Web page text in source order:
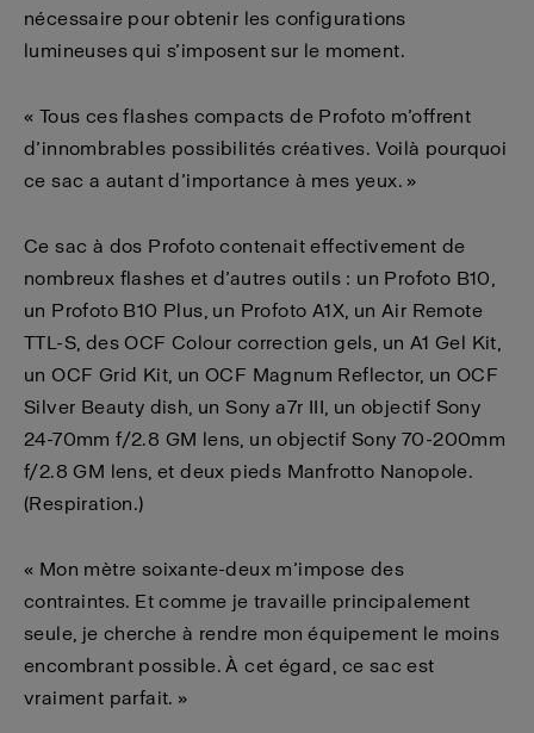
nécessaire pour obtenir les configurations
lumineuses qui s’imposent sur le moment.
« Tous ces flashes compacts de Profoto m’offrent
d’innombrables possibilités créatives. Voilà pourquoi
ce sac a autant d’importance à mes yeux. »
Ce sac à dos Profoto contenait effectivement de
nombreux flashes et d’autres outils : un Profoto B10,
un Profoto B10 Plus, un Profoto A1X, un Air Remote
TTL-S, des OCF Colour correction gels, un A1 Gel Kit,
un OCF Grid Kit, un OCF Magnum Reflector, un OCF
Silver Beauty dish, un Sony a7r III, un objectif Sony
24-70mm f/2.8 GM lens, un objectif Sony 70-200mm
f/2.8 GM lens, et deux pieds Manfrotto Nanopole.
(Respiration.)
« Mon mètre soixante-deux m’impose des
contraintes. Et comme je travaille principalement
seule, je cherche à rendre mon équipement le moins
encombrant possible. À cet égard, ce sac est
vraiment parfait. »